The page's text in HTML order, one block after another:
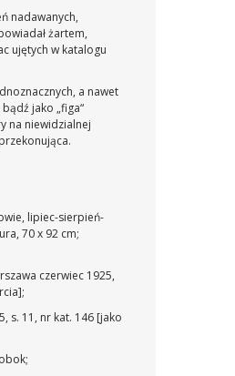
nadawanych,
żartem,
ujętych w katalogu
a nawet
jako „figa“
na niewidzialnej
lipiec-sierpień-
70 x 92 cm;
czerwiec 1925,
s. 11, nr kat. 146 [jako